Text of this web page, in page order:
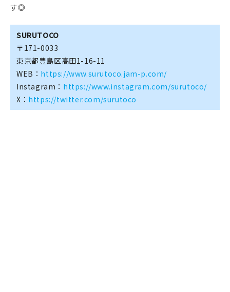
す◎
SURUTOCO
〒171-0033
東京都豊島区高田1-16-11
WEB： https://www.surutoco.jam-p.com/
Instagram： https://www.instagram.com/surutoco/
X： https://twitter.com/surutoco